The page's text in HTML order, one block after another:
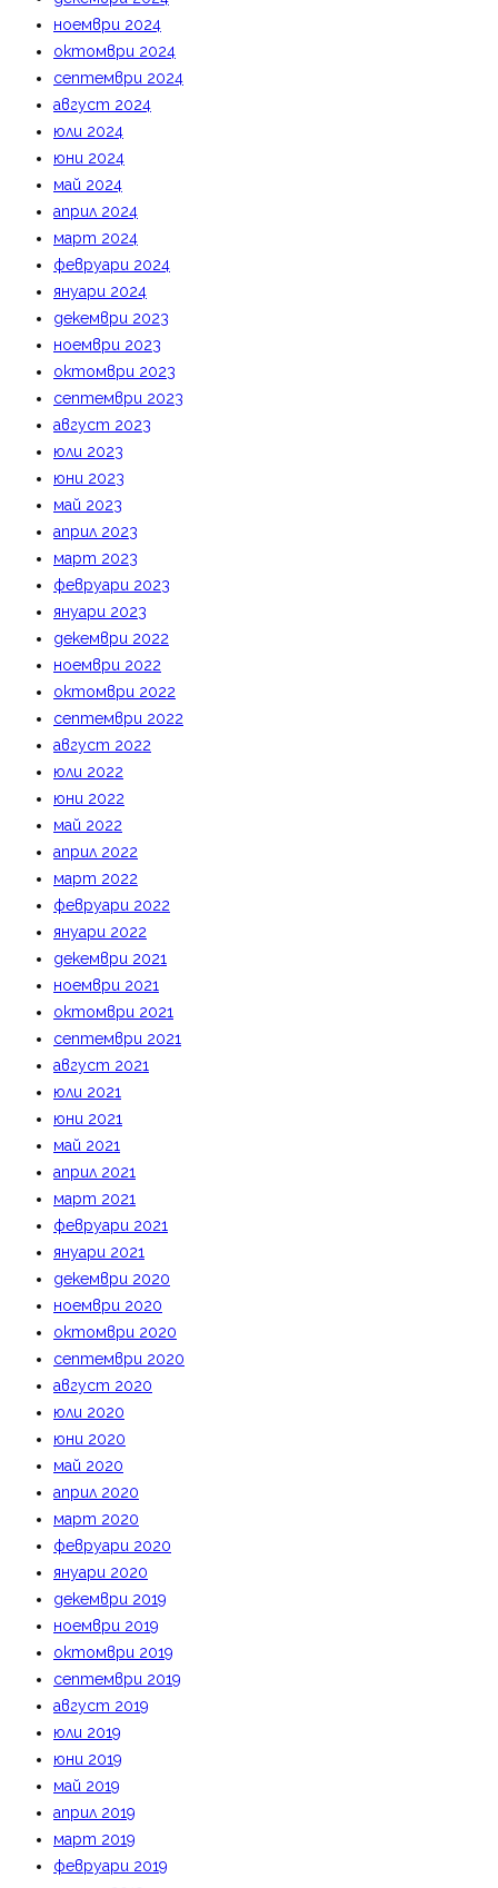
ноември 2024
октомври 2024
септември 2024
август 2024
юли 2024
юни 2024
май 2024
април 2024
март 2024
февруари 2024
януари 2024
декември 2023
ноември 2023
октомври 2023
септември 2023
август 2023
юли 2023
юни 2023
май 2023
април 2023
март 2023
февруари 2023
януари 2023
декември 2022
ноември 2022
октомври 2022
септември 2022
август 2022
юли 2022
юни 2022
май 2022
април 2022
март 2022
февруари 2022
януари 2022
декември 2021
ноември 2021
октомври 2021
септември 2021
август 2021
юли 2021
юни 2021
май 2021
април 2021
март 2021
февруари 2021
януари 2021
декември 2020
ноември 2020
октомври 2020
септември 2020
август 2020
юли 2020
юни 2020
май 2020
април 2020
март 2020
февруари 2020
януари 2020
декември 2019
ноември 2019
октомври 2019
септември 2019
август 2019
юли 2019
юни 2019
май 2019
април 2019
март 2019
февруари 2019